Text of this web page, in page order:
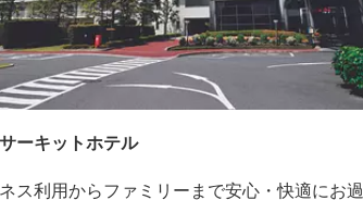
ーキットホテル
ス利用からファミリーまで安心・快適にお過